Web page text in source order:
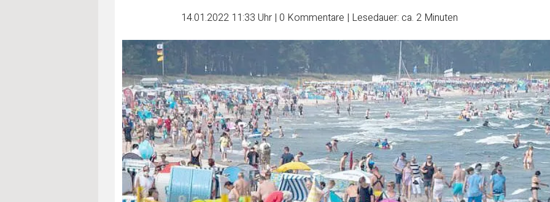
14.01.2022 11:33 Uhr | 0 Kommentare | Lesedauer: ca. 2 Minuten